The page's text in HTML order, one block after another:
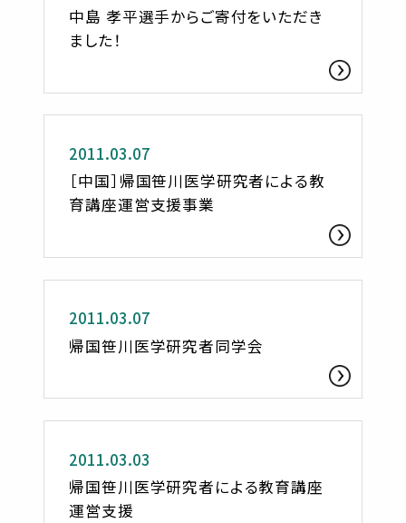
中島 孝平選手からご寄付をいただき
ました！
活動レポート
2011.03.07
［中国］帰国笹川医学研究者による教
育講座運営支援事業
活動レポート
2011.03.07
帰国笹川医学研究者同学会
活動レポート
2011.03.03
帰国笹川医学研究者による教育講座
運営支援